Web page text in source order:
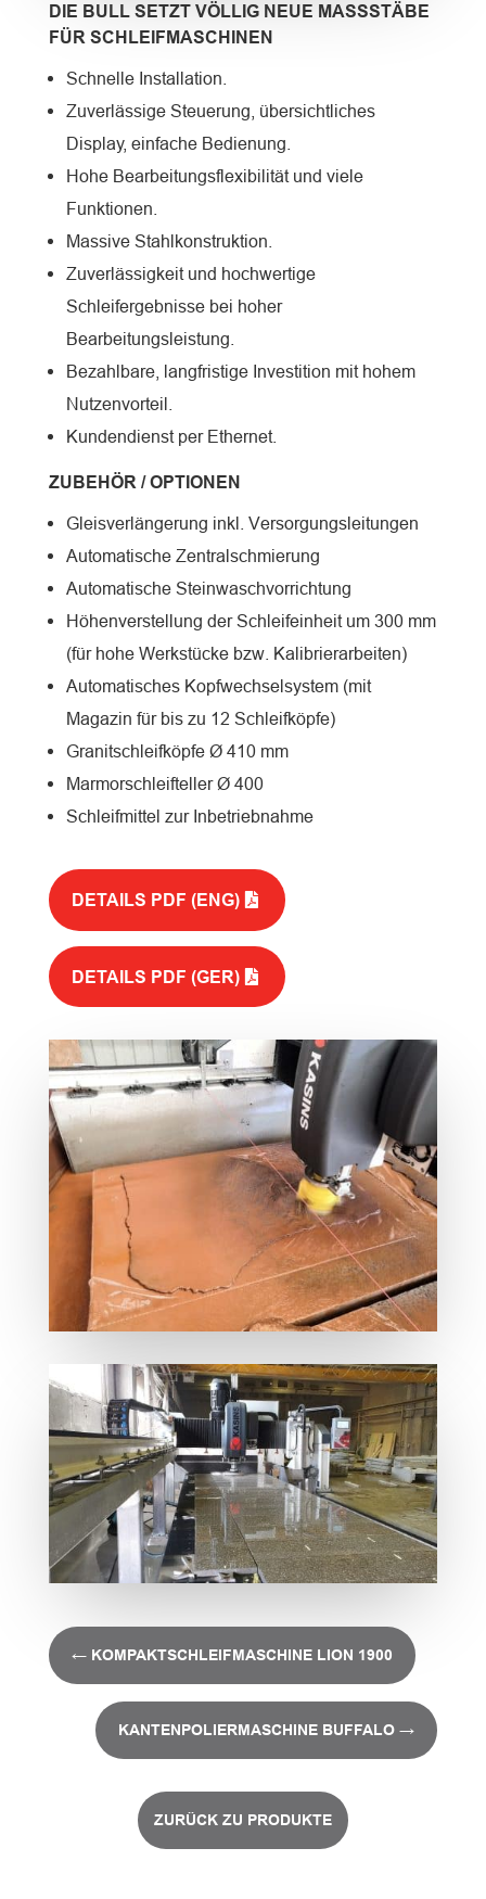
DIE BULL SETZT VÖLLIG NEUE MASSSTÄBE F
ÜR SCHLEIFMASCHINEN
Schnelle Installation.
Zuverlässige Steuerung, übersichtliches
Display, einfache Bedienung.
Hohe Bearbeitungsflexibilität und viele
Funktionen.
Massive Stahlkonstruktion.
Zuverlässigkeit und hochwertige
Schleifergebnisse bei hoher
Bearbeitungsleistung.
Bezahlbare, langfristige Investition mit hohem
Nutzenvorteil.
Kundendienst per Ethernet.
ZUBEHÖR / OPTIONEN
Gleisverlängerung inkl. Versorgungsleitungen
Automatische Zentralschmierung
Automatische Steinwaschvorrichtung
Höhenverstellung der Schleifeinheit um 300 mm
(für hohe Werkstücke bzw. Kalibrierarbeiten)
Automatisches Kopfwechselsystem (mit
Magazin für bis zu 12 Schleifköpfe)
Granitschleifköpfe Ø 410 mm
Marmorschleifteller Ø 400
Schleifmittel zur Inbetriebnahme
DETAILS PDF (ENG)
DETAILS PDF (GER)
← KOMPAKTSCHLEIFMASCHINE LION 1900
KANTENPOLIERMASCHINE BUFFALO →
ZURÜCK ZU PRODUKTE